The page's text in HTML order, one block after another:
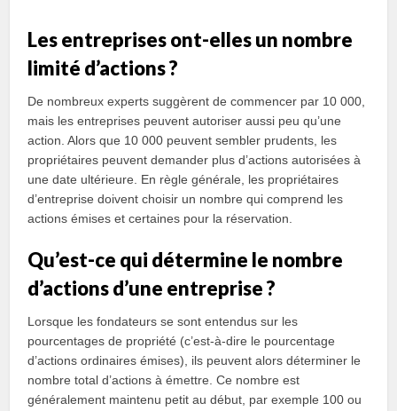
Les entreprises ont-elles un nombre
limité d’actions ?
De nombreux experts suggèrent de commencer par 10 000,
mais les entreprises peuvent autoriser aussi peu qu’une
action. Alors que 10 000 peuvent sembler prudents, les
propriétaires peuvent demander plus d’actions autorisées à
une date ultérieure. En règle générale, les propriétaires
d’entreprise doivent choisir un nombre qui comprend les
actions émises et certaines pour la réservation.
Qu’est-ce qui détermine le nombre
d’actions d’une entreprise ?
Lorsque les fondateurs se sont entendus sur les
pourcentages de propriété (c’est-à-dire le pourcentage
d’actions ordinaires émises), ils peuvent alors déterminer le
nombre total d’actions à émettre. Ce nombre est
généralement maintenu petit au début, par exemple 100 ou